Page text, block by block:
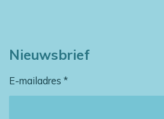
Nieuwsbrief
E-mailadres *